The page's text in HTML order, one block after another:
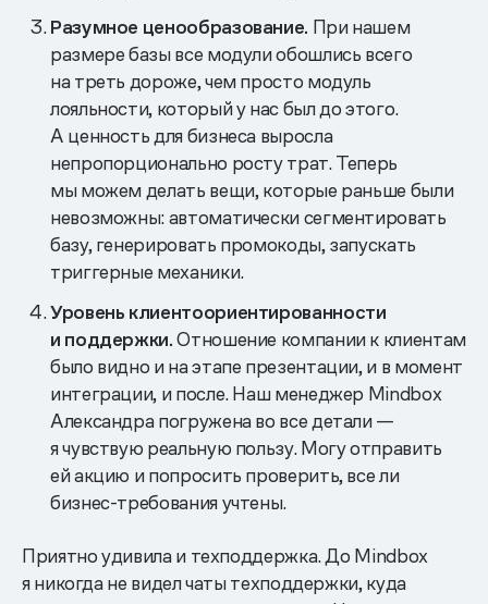
Разумное ценообразование. При нашем
размере базы все модули обошлись всего
на треть дороже, чем просто модуль
лояльности, который у нас был до этого.
А ценность для бизнеса выросла
непропорционально росту трат. Теперь
мы можем делать вещи, которые раньше были
невозможны: автоматически сегментировать
базу, генерировать промокоды, запускать
триггерные механики.
Уровень клиентоориентированности
и поддержки.Отношение компании к клиентам
было видно и на этапе презентации, и в момент
интеграции, и после. Наш менеджер Mindbox
Александра погружена во все детали —
я чувствую реальную пользу. Могу отправить
ей акцию и попросить проверить, все ли
бизнес-требования учтены.
Приятно удивила и техподдержка. До Mindbox
я никогда не видел чаты техподдержки, куда